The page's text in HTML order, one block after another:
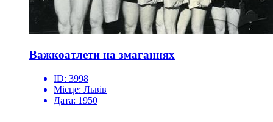
Важкоатлети на змаганнях
ID: 3998
Місце: Львів
Дата: 1950